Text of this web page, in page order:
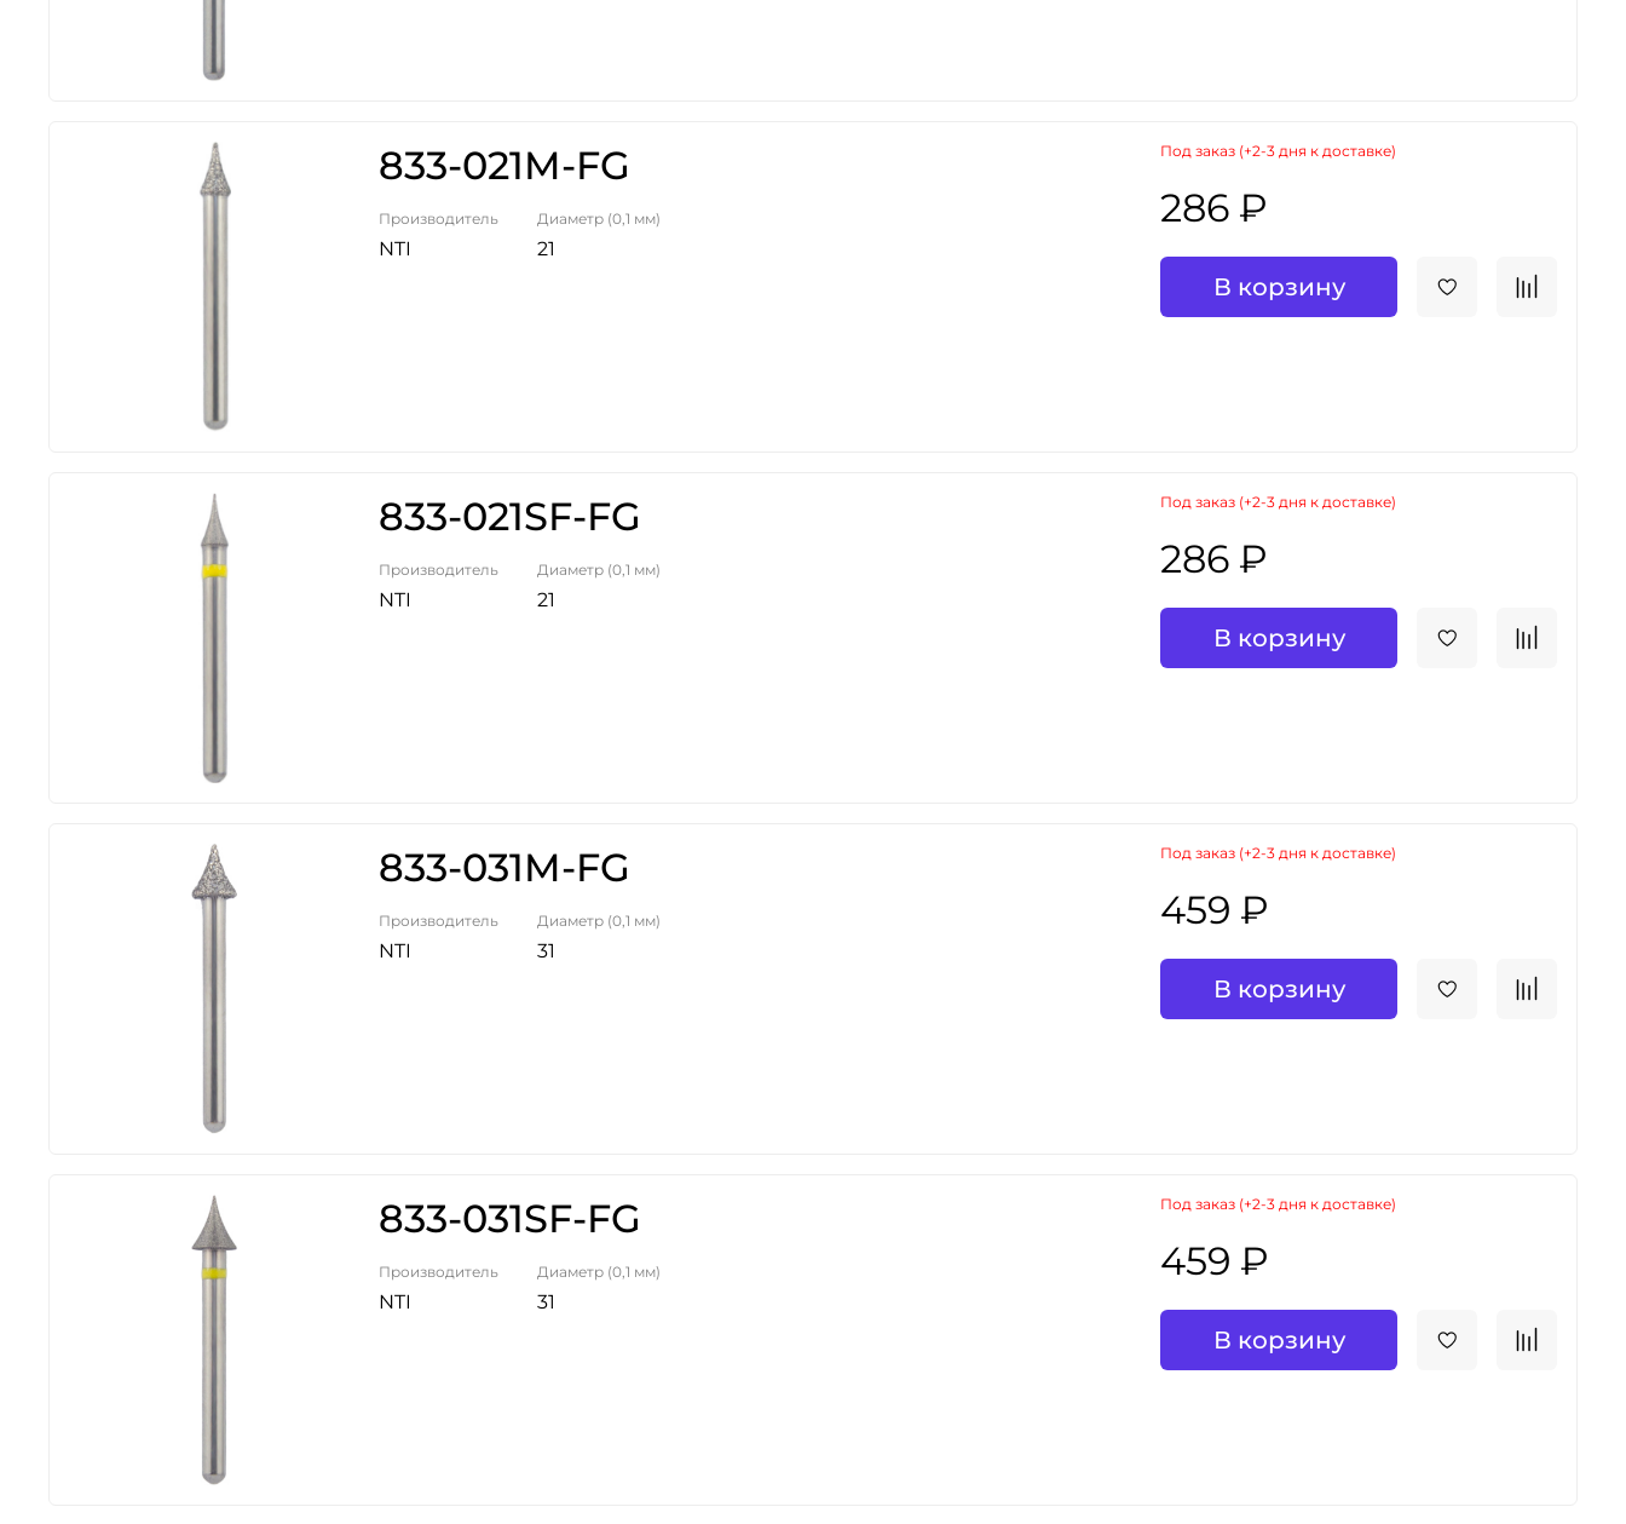
833-021M-FG
Производитель
NTI
Диаметр (0,1 мм)
21
Под заказ (+2-3 дня к доставке)
286 ₽
В корзину
833-021SF-FG
Производитель
NTI
Диаметр (0,1 мм)
21
Под заказ (+2-3 дня к доставке)
286 ₽
В корзину
833-031M-FG
Производитель
NTI
Диаметр (0,1 мм)
31
Под заказ (+2-3 дня к доставке)
459 ₽
В корзину
833-031SF-FG
Производитель
NTI
Диаметр (0,1 мм)
31
Под заказ (+2-3 дня к доставке)
459 ₽
В корзину